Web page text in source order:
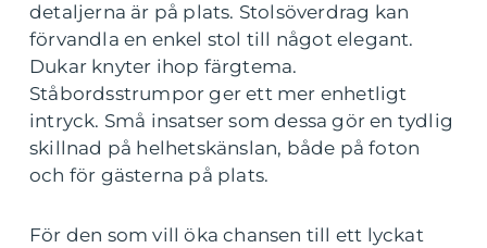
detaljerna är på plats. Stolsöverdrag kan
förvandla en enkel stol till något elegant.
Dukar knyter ihop färgtema.
Ståbordsstrumpor ger ett mer enhetligt
intryck. Små insatser som dessa gör en tydlig
skillnad på helhetskänslan, både på foton
och för gästerna på plats.
För den som vill öka chansen till ett lyckat